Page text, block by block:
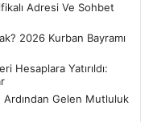
Adresi Ve Sohbet
2026 Kurban Bayramı
Hesaplara Yatırıldı:
Ardından Gelen Mutluluk